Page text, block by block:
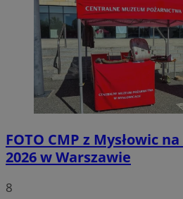
FOTO CMP z Mysłowic
2026 w Warszawie
8